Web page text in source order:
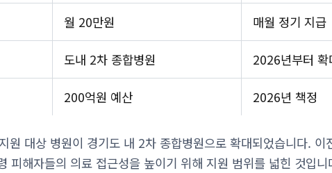
월 20만원 매월 정기 지급
도내 2차 종합병원 2026년부터 확
200억원 예산 2026년 책정
원 대상 병원이 경기도 내 2차 종합병원으로 확대되었습니다. 이
피해자들의 의료 접근성을 높이기 위해 지원 범위를 넓힌 것입